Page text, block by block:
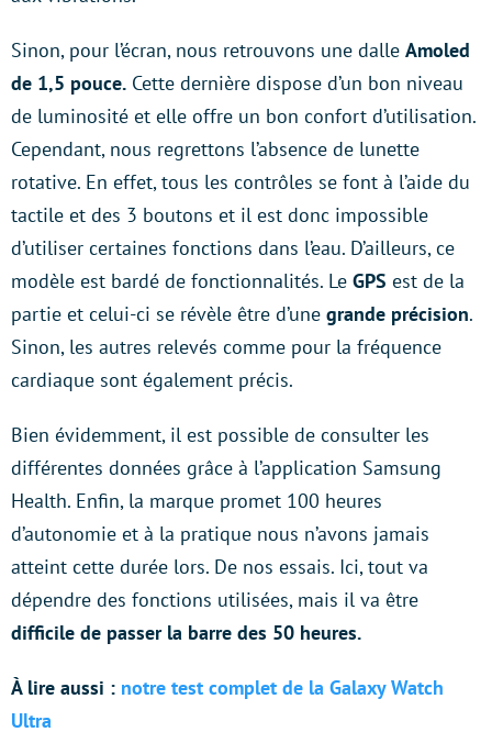
Sinon, pour l’écran, nous retrouvons une dalle Amoled
de 1,5 pouce. Cette dernière dispose d’un bon niveau
de luminosité et elle offre un bon confort d’utilisation.
Cependant, nous regrettons l’absence de lunette
rotative. En effet, tous les contrôles se font à l’aide du
tactile et des 3 boutons et il est donc impossible
d’utiliser certaines fonctions dans l’eau. D’ailleurs, ce
modèle est bardé de fonctionnalités. Le GPS est de la
partie et celui-ci se révèle être d’une grande précision.
Sinon, les autres relevés comme pour la fréquence
cardiaque sont également précis.
Bien évidemment, il est possible de consulter les
différentes données grâce à l’application Samsung
Health. Enfin, la marque promet 100 heures
d’autonomie et à la pratique nous n’avons jamais
atteint cette durée lors. De nos essais. Ici, tout va
dépendre des fonctions utilisées, mais il va être
difficile de passer la barre des 50 heures.
À lire aussi : notre test complet de la Galaxy Watch
Ultra